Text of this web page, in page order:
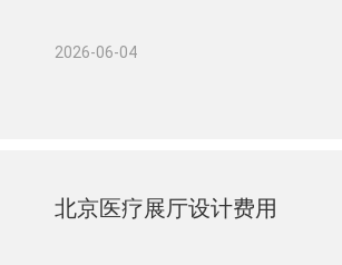
2026-06-04
北京医疗展厅设计费用